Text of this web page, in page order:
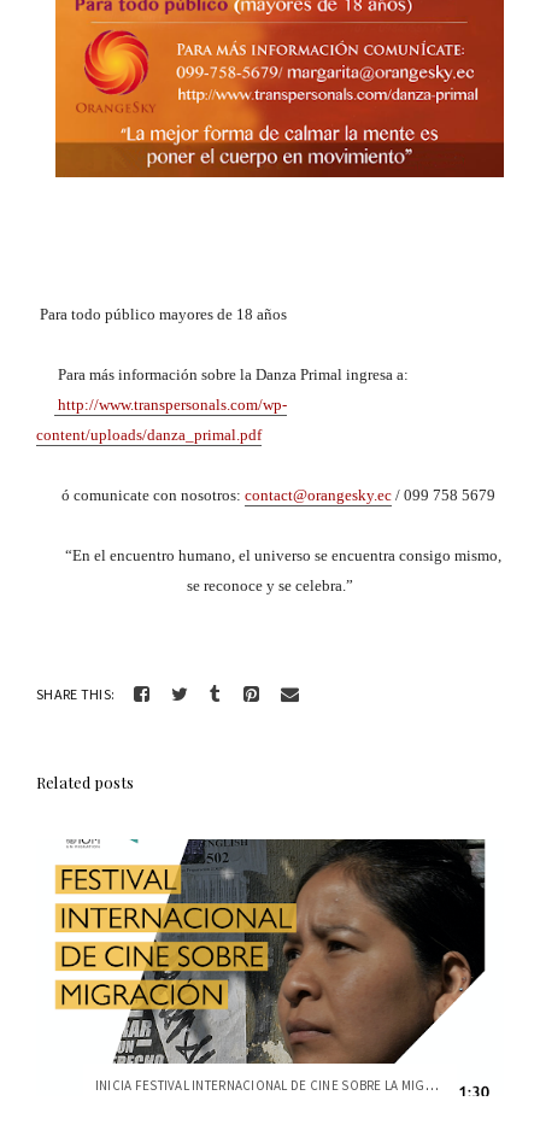
Para todo público mayores de 18 años
Para más información sobre la Danza Primal ingresa a:
http://www.transpersonals.com/wp-
content/uploads/danza_primal.pdf
ó comunicate con nosotros: contact@orangesky.ec / 099 758 5679
“En el encuentro humano, el universo se encuentra consigo mismo,
se reconoce y se celebra.”
SHARE THIS:
Related posts
INICIA FESTIVAL INTERNACIONAL DE CINE SOBRE LA MIGRACIÓN